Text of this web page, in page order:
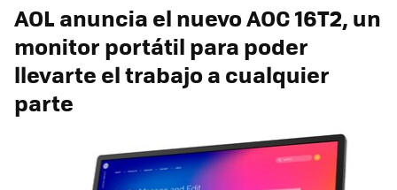
AOL anuncia el nuevo AOC 16T2, un
monitor portátil para poder
llevarte el trabajo a cualquier
parte